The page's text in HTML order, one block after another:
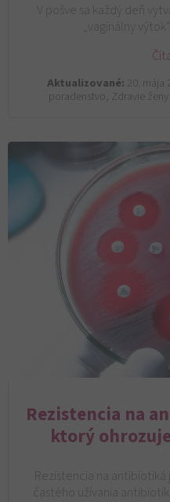
V pošve sa každý deň
„vaginálny
Aktualizované: 20. mája
poradenstvo, Zdravie ženy
Rezistencia na
ktorý
Rezistencia na antibiotiká
častého užívania